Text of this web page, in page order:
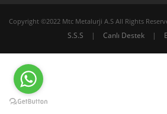
Copyright ©2022 Mtc Metalurji A.S All Rights
S.S.S | Canlı Destek |